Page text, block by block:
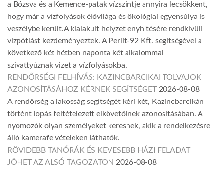
a Bózsva és a Kemence-patak vízszintje annyira lecsökkent,
hogy már a vízfolyások élővilága és ökológiai egyensúlya is
veszélybe került.A kialakult helyzet enyhítésére rendkívüli
vízpótlást kezdeményeztek. A Perlit-92 Kft. segítségével a
következő két hétben naponta két alkalommal
szivattyúznak vizet a vízfolyásokba.
RENDŐRSÉGI FELHÍVÁS: KAZINCBARCIKAI TOLVAJOK
AZONOSÍTÁSÁHOZ KÉRNEK SEGÍTSÉGET 2026-08-08
A rendőrség a lakosság segítségét kéri két, Kazincbarcikán
történt lopás feltételezett elkövetőinek azonosításában. A
nyomozók olyan személyeket keresnek, akik a rendelkezésre
álló kamerafelvételeken láthatók.
RÖVIDEBB TANÓRÁK ÉS KEVESEBB HÁZI FELADAT
JÖHET AZ ALSÓ TAGOZATON 2026-08-08